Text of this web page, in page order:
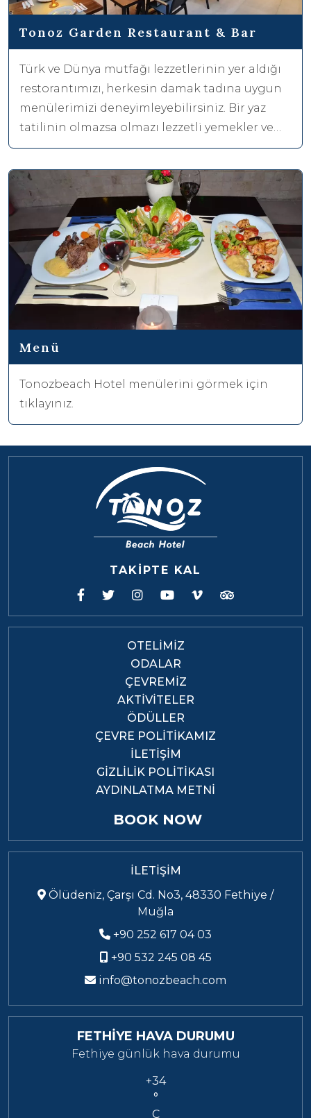
Tonoz Garden Restaurant & Bar
Türk ve Dünya mutfağı lezzetlerinin yer aldığı
restorantımızı, herkesin damak tadına uygun
menülerimizi deneyimleyebilirsiniz. Bir yaz
tatilinin olmazsa olmazı lezzetli yemekler ve
farklı tatlarda içecekler eşlinde Fethiye’de
harika bir tatil geçirebilirsiniz.
Menü
Tonozbeach Hotel menülerini görmek için
tıklayınız.
TAKİPTE KAL
OTELIMIZ
ODALAR
ÇEVREMIZ
AKTIVITELER
ÖDÜLLER
ÇEVRE POLITIKAMIZ
İLETIŞIM
GIZLILIK POLITIKASI
AYDINLATMA METNI
BOOK NOW
İLETİŞİM
Ölüdeniz, Çarşı Cd. No3, 48330 Fethiye /
Muğla
+90 252 617 04 03
+90 532 245 08 45
info@tonozbeach.com
FETHİYE HAVA DURUMU
Fethiye günlük hava durumu
+34
°
C